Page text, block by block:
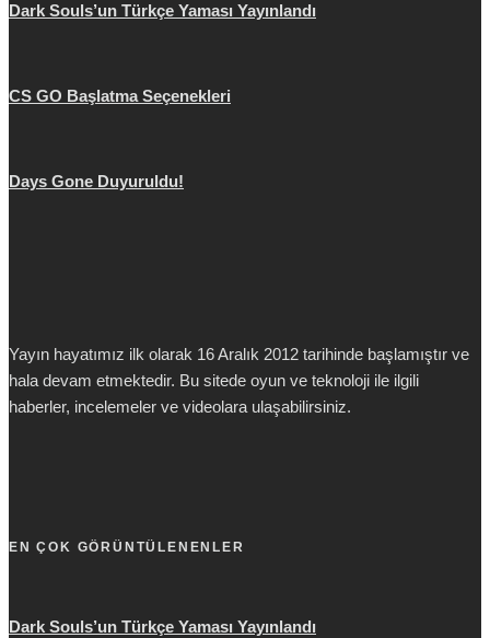
Dark Souls’un Türkçe Yaması Yayınlandı
CS GO Başlatma Seçenekleri
Days Gone Duyuruldu!
Yayın hayatımız ilk olarak 16 Aralık 2012 tarihinde başlamıştır ve
hala devam etmektedir. Bu sitede oyun ve teknoloji ile ilgili
haberler, incelemeler ve videolara ulaşabilirsiniz.
EN ÇOK GÖRÜNTÜLENENLER
Dark Souls’un Türkçe Yaması Yayınlandı